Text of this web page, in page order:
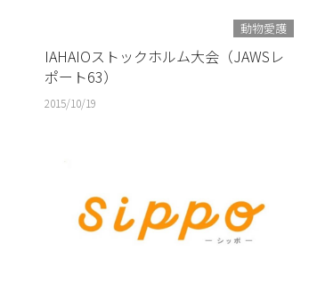
動物愛護
IAHAIOストックホルム大会（JAWSレ
ポート63）
2015/10/19